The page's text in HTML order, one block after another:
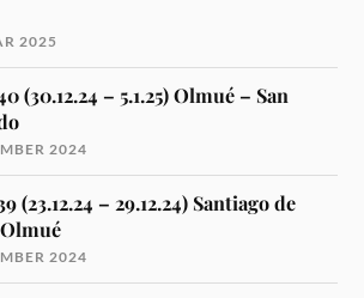
2025
(30.12.24 – 5.1.25) Olmué – San
2024
(23.12.24 – 29.12.24) Santiago de
2024